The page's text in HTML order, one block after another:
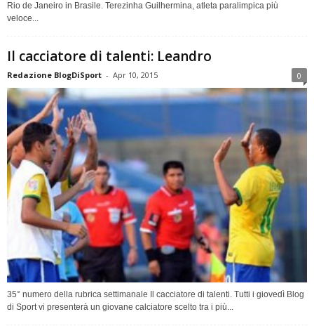
Rio de Janeiro in Brasile. Terezinha Guilhermina, atleta paralimpica più
veloce...
Il cacciatore di talenti: Leandro
Redazione BlogDiSport - Apr 10, 2015 0
35° numero della rubrica settimanale Il cacciatore di talenti. Tutti i giovedì Blog
di Sport vi presenterà un giovane calciatore scelto tra i più...